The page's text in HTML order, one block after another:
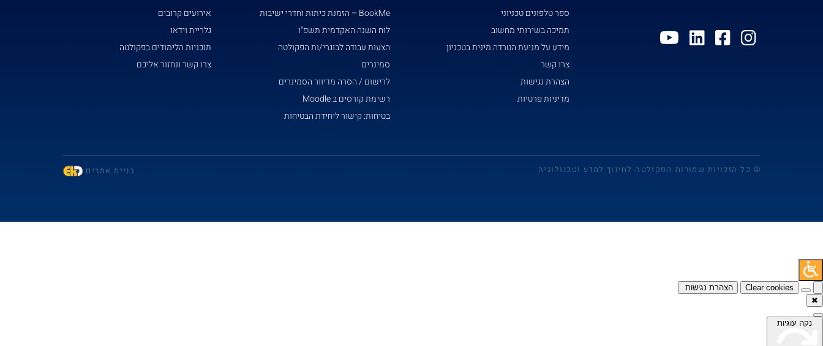
ספר טלפונים טכניוני
תמיכה בשירותי מחשוב
מידע על מניעת הטרדה מינית בטכניון
צרו קשר
הצהרת נגישות
מדיניות פרטיות
BookMe – הזמנת כיתות וחדרי ישיבות
לוח השנה האקדמית תשפ"ו
הצעות עבודה לבוגרי/ות הפקולטה
סמינרים
לרישום / הסרה מדיוור הסמינרים
רשימת קורסים ב Moodle
בטיחות: קישור ליחידת הבטיחות
אירועים קרובים
גלריית וידאו
תוכניות הלימודים בפקולטה
צרו קשר ונחזור אליכם
© כל הזכויות שמורות הפקולטה לחינוך למדע וטכנולוגיה בניית אתרים
Clear cookies
הצהרת נגישות
✖
נקה עוגיות